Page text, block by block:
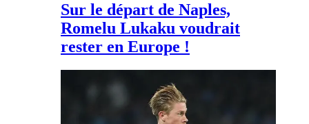
Sur le départ de Naples,
Romelu Lukaku voudrait
rester en Europe !